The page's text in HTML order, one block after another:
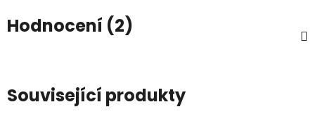
Hodnocení (2)
Související produkty